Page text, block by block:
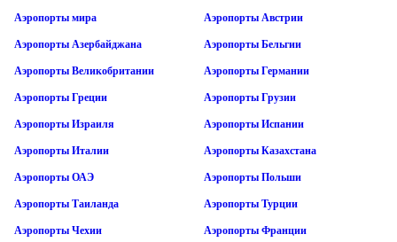
Аэропорты мира Аэропорты Австрии
Аэропорты Азербайджана Аэропорты Бельгии
Аэропорты Великобритании Аэропорты Германии
Аэропорты Греции Аэропорты Грузии
Аэропорты Израиля Аэропорты Испании
Аэропорты Италии Аэропорты Казахстана
Аэропорты ОАЭ Аэропорты Польши
Аэропорты Таиланда Аэропорты Турции
Аэропорты Чехии Аэропорты Франции